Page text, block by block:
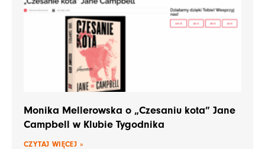
Monika Mellerowska o „Czesaniu kota” Jane
Campbell w Klubie Tygodnika
CZYTAJ WIĘCEJ »